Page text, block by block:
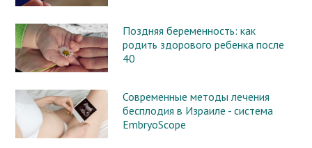
Поздняя беременность: как
родить здорового ребенка после
40
Современные методы лечения
бесплодия в Израиле - система
EmbryoScope